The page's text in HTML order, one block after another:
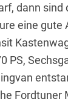
dann sind
eine gute
PS,
Fordtuner